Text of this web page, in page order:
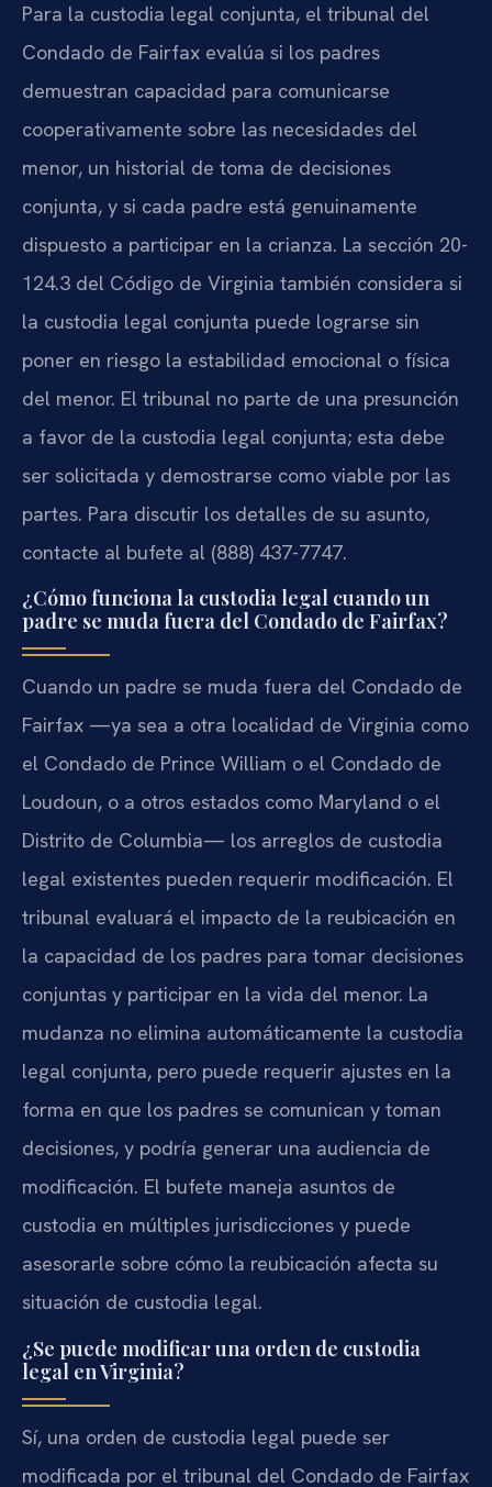
Para la custodia legal conjunta, el tribunal del
Condado de Fairfax evalúa si los padres
demuestran capacidad para comunicarse
cooperativamente sobre las necesidades del
menor, un historial de toma de decisiones
conjunta, y si cada padre está genuinamente
dispuesto a participar en la crianza. La sección 20-
124.3 del Código de Virginia también considera si
la custodia legal conjunta puede lograrse sin
poner en riesgo la estabilidad emocional o física
del menor. El tribunal no parte de una presunción
a favor de la custodia legal conjunta; esta debe
ser solicitada y demostrarse como viable por las
partes. Para discutir los detalles de su asunto,
contacte al bufete al (888) 437-7747.
¿Cómo funciona la custodia legal cuando un
padre se muda fuera del Condado de Fairfax?
Cuando un padre se muda fuera del Condado de
Fairfax —ya sea a otra localidad de Virginia como
el Condado de Prince William o el Condado de
Loudoun, o a otros estados como Maryland o el
Distrito de Columbia— los arreglos de custodia
legal existentes pueden requerir modificación. El
tribunal evaluará el impacto de la reubicación en
la capacidad de los padres para tomar decisiones
conjuntas y participar en la vida del menor. La
mudanza no elimina automáticamente la custodia
legal conjunta, pero puede requerir ajustes en la
forma en que los padres se comunican y toman
decisiones, y podría generar una audiencia de
modificación. El bufete maneja asuntos de
custodia en múltiples jurisdicciones y puede
asesorarle sobre cómo la reubicación afecta su
situación de custodia legal.
¿Se puede modificar una orden de custodia
legal en Virginia?
Sí, una orden de custodia legal puede ser
modificada por el tribunal del Condado de Fairfax